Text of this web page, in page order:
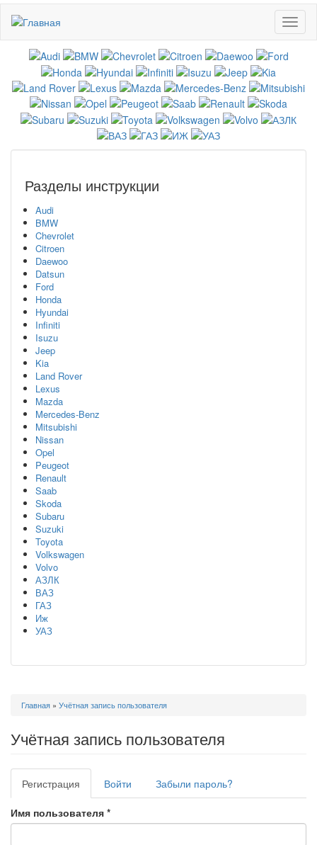
основному
содержанию
Разделы инструкции
Audi
BMW
Chevrolet
Citroen
Daewoo
Datsun
Ford
Honda
Hyundai
Infiniti
Isuzu
Jeep
Kia
Land Rover
Lexus
Mazda
Mercedes-Benz
Mitsubishi
Nissan
Opel
Peugeot
Renault
Saab
Skoda
Subaru
Suzuki
Toyota
Volkswagen
Volvo
АЗЛК
ВАЗ
ГАЗ
Иж
УАЗ
Вы
Главная » Учётная запись пользователя
Учётная запись пользователя
Главные
вкладки
Регистрация (активная
вкладка)
Войти Забыли пароль?
Имя пользователя *